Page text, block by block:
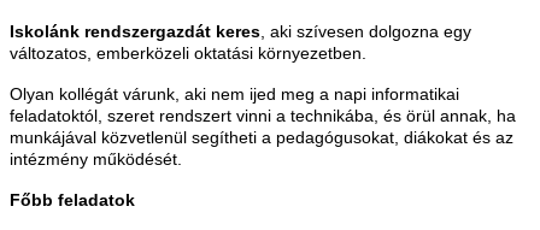
Iskolánk rendszergazdát keres , aki szívesen dolgozna egy
változatos, emberközeli oktatási környezetben.
Olyan kollégát várunk, aki nem ijed meg a napi informatikai
feladatoktól, szeret rendszert vinni a technikába, és örül annak, ha
munkájával közvetlenül segítheti a pedagógusokat, diákokat és az
intézmény működését.
Főbb feladatok